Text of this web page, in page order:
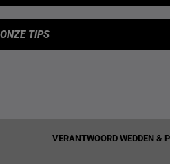
ONZE TIPS
VERANTWOORD WEDDEN &